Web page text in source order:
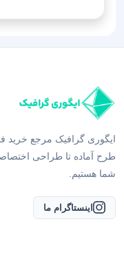
ایگوری گرافیک مرجع خرید
طرح آماده تا طراحی
شما هستیم.
اینستاگرام ما